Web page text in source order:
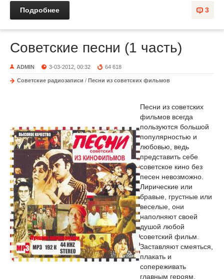
3
Подробнее
Советские песни (1 часть)
ADMIN 3-03-2012, 00:32 64 618
Советские радиозаписи / Песни из советских фильмов
Песни из советских
фильмов всегда
пользуются большой
популярностью и
любовью, ведь
представить себе
советское кино без
песен невозможно.
Лирические или
бравые, грустные или
веселые, они
наполняют своей
душой любой
советский фильм.
Заставляют смеяться,
плакать и
сопереживать
главным героям.